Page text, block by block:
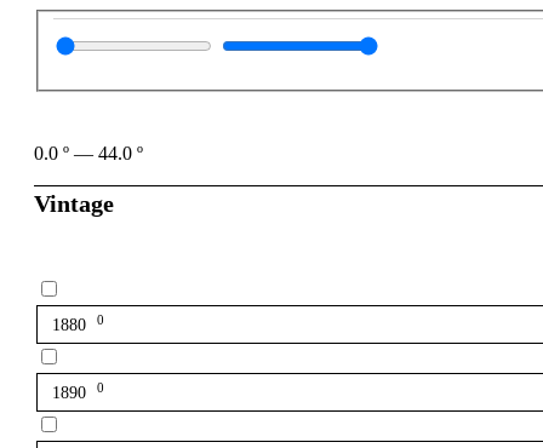
0.0 º — 44.0 º
Vintage
1880 0
1890 0